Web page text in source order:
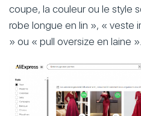
coupe, la couleur ou le style
robe longue en lin », « veste
» ou « pull oversize en laine ».